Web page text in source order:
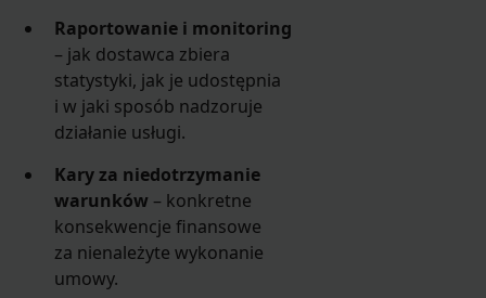
Raportowanie i monitoring
– jak dostawca zbiera
statystyki, jak je udostępnia
i w jaki sposób nadzoruje
działanie usługi.
Kary za niedotrzymanie
warunków – konkretne
konsekwencje finansowe
za nienależyte wykonanie
umowy.